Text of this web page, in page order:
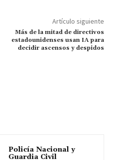
Artículo siguiente
Más de la mitad de directivos
estadounidenses usan IA para
decidir ascensos y despidos
Policía Nacional y
Guardia Civil